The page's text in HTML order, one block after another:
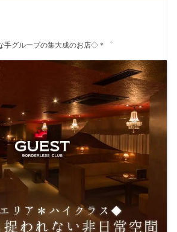
手グループの集大成のお店◇＊゜